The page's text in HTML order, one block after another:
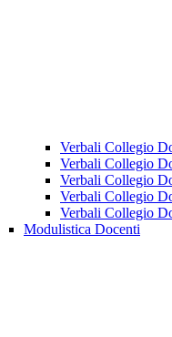
Verbali Collegio
Verbali Collegio
Verbali Collegio
Verbali Collegio
Verbali Collegio
Modulistica Docenti